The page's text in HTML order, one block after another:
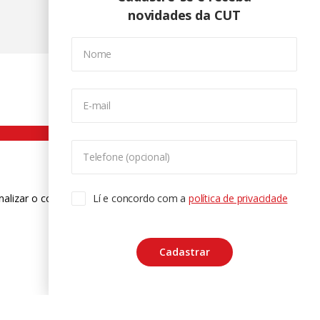
novidades da CUT
Nome
E-mail
Telefone (opcional)
Lí e concordo com apolítica de privacidade
Cadastrar
o conteúdo. Para saber mais